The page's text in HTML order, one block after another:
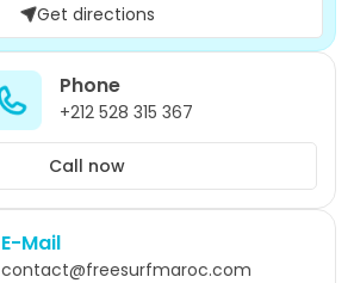
Get directions
Phone
+212 528 315 367
Call now
E-Mail
contact@freesurfmaroc.com